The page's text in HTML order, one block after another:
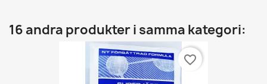
16 andra produkter i samma kategori:
favorite_border